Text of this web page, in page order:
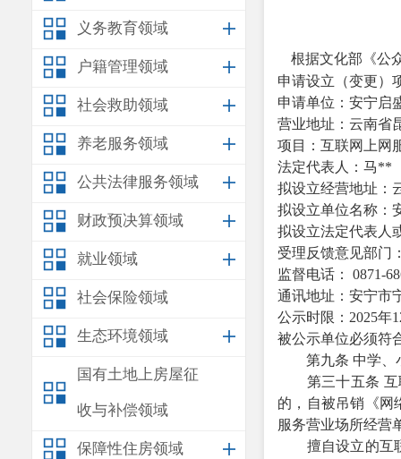
义务教育领域
户籍管理领域
社会救助领域
养老服务领域
公共法律服务领域
财政预决算领域
就业领域
社会保险领域
生态环境领域
国有土地上房屋征
收与补偿领域
保障性住房领域
根据文化部《公
申请设立（变更）
申请单位： 安宁启
营业地址： 云南省
项目：互联网上网
法定代表人： 马
拟设立经营地址：
拟设立单位名称：
拟设立法定代表人
受理反馈意见部门
监督电话：
0871-
通讯地址： 安宁市
公示时限： 2025年
被公示单位必须符
第九条 中学、
第三十五条
的，自被吊销《网
服务营业场所经营
擅自设立的互联